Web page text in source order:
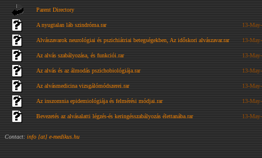
Parent Directory
A nyugtalan láb szindróma.rar 13-
Alvászavarok neurológiai és pszichiátriai betegségekben, Az időskori alvászavar.rar 13-
Az alvás szabályozása, és funkciói.rar 13-
Az alvás és az álmodás pszichobiológiája.rar 13-
Az alvásmedicina vizsgálómódszerei.rar 13-
Az inszomnia epidemiológiája és felmérési módjai.rar 13-
Bevezetés az alvásalatti légzés-és keringésszabályozás élettanába.rar 13-
Contact: info [at] e-medikus.hu